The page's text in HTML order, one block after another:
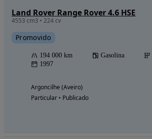
Land Rover Range Rover 4.6 HSE
4553 cm3 • 224 cv
Promovido
194 000 km Gasolina
1997
Argoncilhe (Aveiro)
Particular • Publicado